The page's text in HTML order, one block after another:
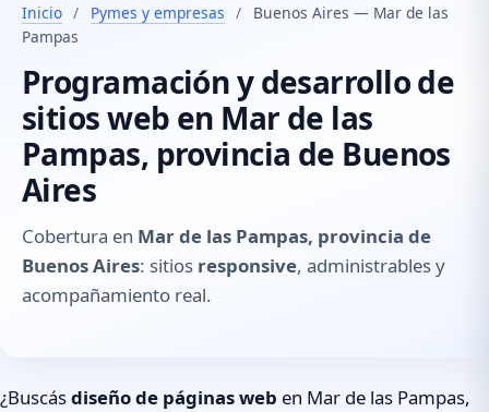
Inicio / Pymes y empresas /
Buenos Aires — Mar de las
Pampas
Programación y desarrollo de
sitios web en Mar de las
Pampas, provincia de Buenos
Aires
Cobertura en Mar de las Pampas, provincia de
Buenos Aires: sitios responsive, administrables y
acompañamiento real.
¿Buscásdiseño de páginas web en Mar de las Pampas,